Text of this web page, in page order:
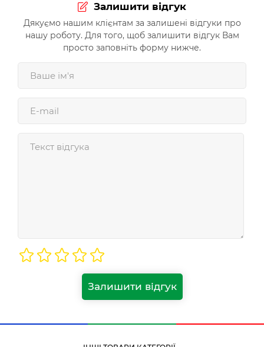
Залишити відгук
Дякуємо нашим клієнтам за залишені відгуки про
нашу роботу. Для того, щоб залишити відгук Вам
просто заповніть форму нижче.
Залишити відгук